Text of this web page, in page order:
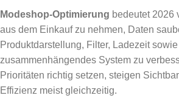
Modeshop-Optimierung bedeutet 2026
aus dem Einkauf zu nehmen, Daten
Produktdarstellung, Filter, Ladezeit
zusammenhängendes System zu
Prioritäten richtig setzen, steigen
Effizienz meist gleichzeitig.